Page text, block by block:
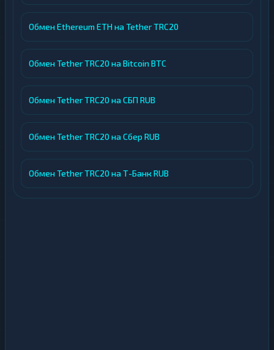
Обмен Ethereum ETH на Tether TRC20
Обмен Tether TRC20 на Bitcoin BTC
Обмен Tether TRC20 на СБП RUB
Обмен Tether TRC20 на Сбер RUB
Обмен Tether TRC20 на Т-Банк RUB